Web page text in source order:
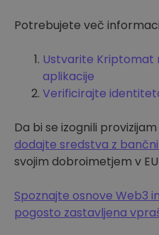
Potrebujete več
Ustvarite Kriptomat
aplikacije
Verificirajte
Da bi se izognili
dodajte sredstva z
svojim dobroimetjem v
Spoznajte osnove Web3
pogosto zastavljena